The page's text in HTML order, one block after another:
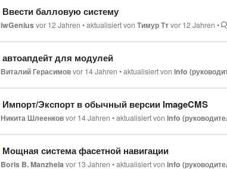
Ввести балловую систему
iwGeniusvor 12 Jahren •aktualisiert vonТимур Ттvor 12 Jahren •
автоапдейт для модулей
Виталий Герасимовvor 14 Jahren •aktualisiert voninfo
Импорт/Экспорт в обычный версии ImageCMS
Никита Шлеенковvor 14 Jahren •aktualisiert voninfo
Мощная система фасетной навигации
Boris B. Manzhelavor 13 Jahren •aktualisiert voninfo